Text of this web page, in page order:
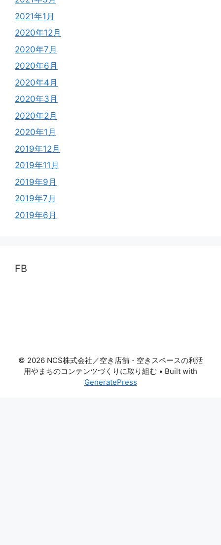
2021年1月
2020年12月
2020年7月
2020年6月
2020年4月
2020年3月
2020年2月
2020年1月
2019年12月
2019年11月
2019年9月
2019年7月
2019年6月
FB
© 2026 NCS株式会社／空き店舗・空きスペースの利活
用やまちのコンテンツづくりに取り組む • Built with
GeneratePress